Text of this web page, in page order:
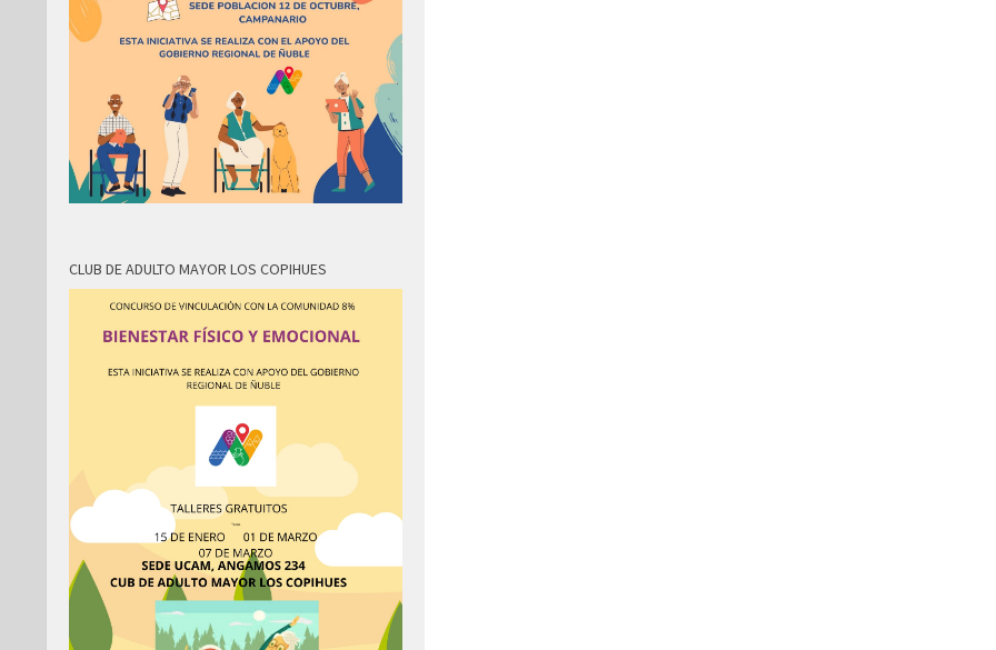
CLUB DE ADULTO MAYOR LOS COPIHUES